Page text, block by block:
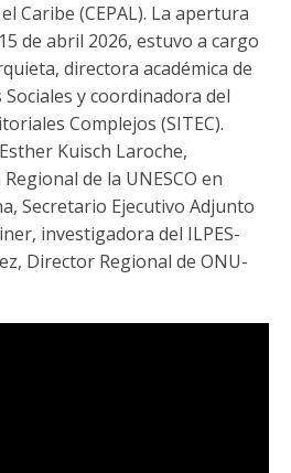
Caribe (CEPAL). La apertura
de abril 2026, estuvo a cargo
directora académica de
Sociales y coordinadora del
Complejos (SITEC).
Kuisch Laroche,
de la UNESCO en
Secretario Ejecutivo Adjunto
investigadora del ILPES-
Director Regional de ONU-